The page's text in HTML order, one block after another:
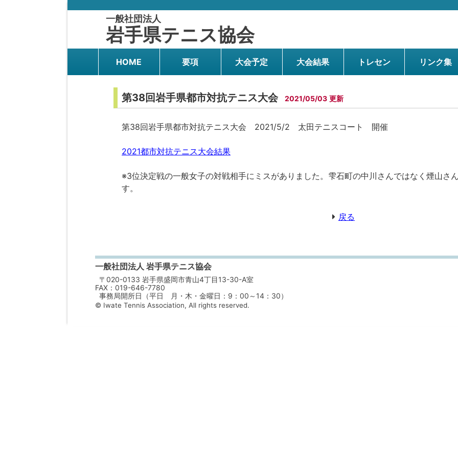
一般社団法人
岩手県テニス協会
HOME 要項 大会予定 大会結果 トレセン リンク集
第38回岩手県都市対抗テニス大会 2021/05/03
第38回岩手県都市対抗テニス大会 2021/5/2 太田テニスコート 開催
2021都市対抗テニス大会結果
※3位決定戦の一般女子の対戦相手にミスがありました。雫石町の中川さんではなく煙山さ
す。
戻る
一般社団法人 岩手県テニス協会
〒020-0133 岩手県盛岡市青山4丁目13-30-A室
FAX：019-646-7780
事務局開所日（平日 月・木・金曜日：9：00～14：30）
© Iwate Tennis Association, All rights reserved.